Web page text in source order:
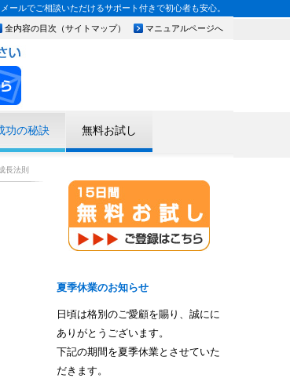
ルでご相談いただけるサポート付きで初心者も安心。
全内容の目次（サイトマップ） マニュアルページへ
功の秘訣 無料お試し
長法則
夏季休業のお知らせ
日頃は格別のご愛顧を賜り、誠にに
ありがとうございます。
下記の期間を夏季休業とさせていた
だきます。